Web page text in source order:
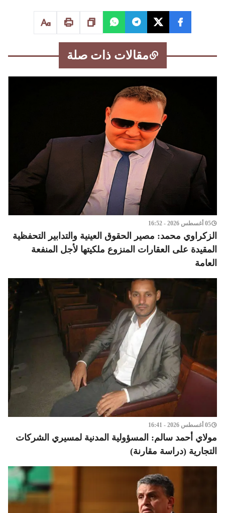
مقالات ذات صلة
05 أغسطس 2026 - 16:52
الزكراوي محمد: مصير الحقوق العينية والتدابير التحفظية
المقيدة على العقارات المنزوع ملكيتها لأجل المنفعة
العامة
05 أغسطس 2026 - 16:41
مولاي أحمد سالم: المسؤولية المدنية لمسيري الشركات
التجارية (دراسة مقارنة)